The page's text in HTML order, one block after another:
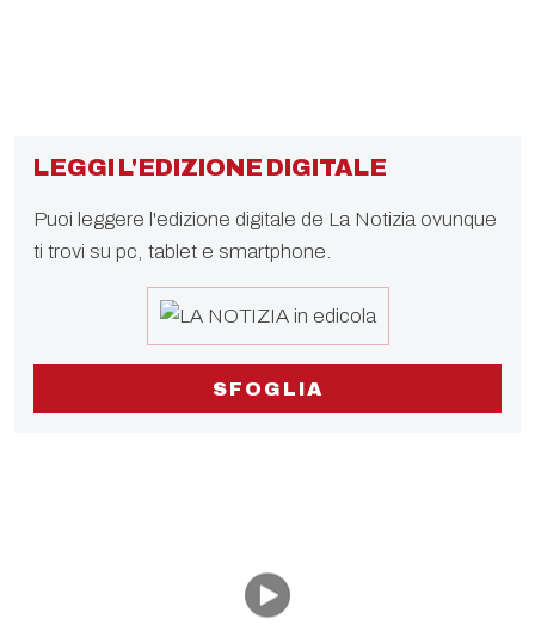
LEGGI L'EDIZIONE DIGITALE
Puoi leggere l'edizione digitale de La Notizia ovunque
ti trovi su pc, tablet e smartphone.
SFOGLIA